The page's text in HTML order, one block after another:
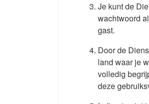
Je kunt de
wachtwoord
gast.
Door de
land waar je
volledig
deze